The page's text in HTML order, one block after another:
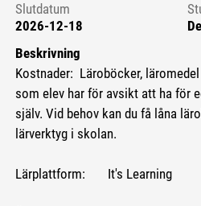
Slutdatum
2026-12-18
Beskrivning
Kostnader: Läroböcker,
som elev har för avsikt att ha för
själv. Vid behov kan du få låna
lärverktyg i skolan.
Lärplattform: It's Learning